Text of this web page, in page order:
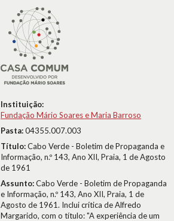
Instituição:
Fundação Mário Soares e Maria Barroso
Pasta:04355.007.003
Título:Cabo Verde - Boletim de Propaganda e
Informação, n.º 143, Ano XII, Praia, 1 de Agosto
de 1961
Assunto:Cabo Verde - Boletim de Propaganda
e Informação, n.º 143, Ano XII, Praia, 1 de
Agosto de 1961. Inclui crítica de Alfredo
Margarido, com o título: "A experiência de um